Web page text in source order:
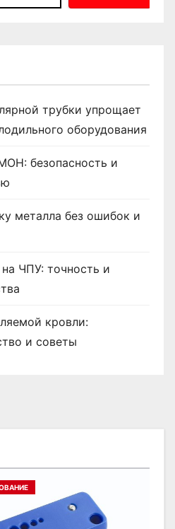
трубки упрощает
оборудования
безопасность и
металла без ошибок и
ЧПУ: точность и
кровли:
и советы